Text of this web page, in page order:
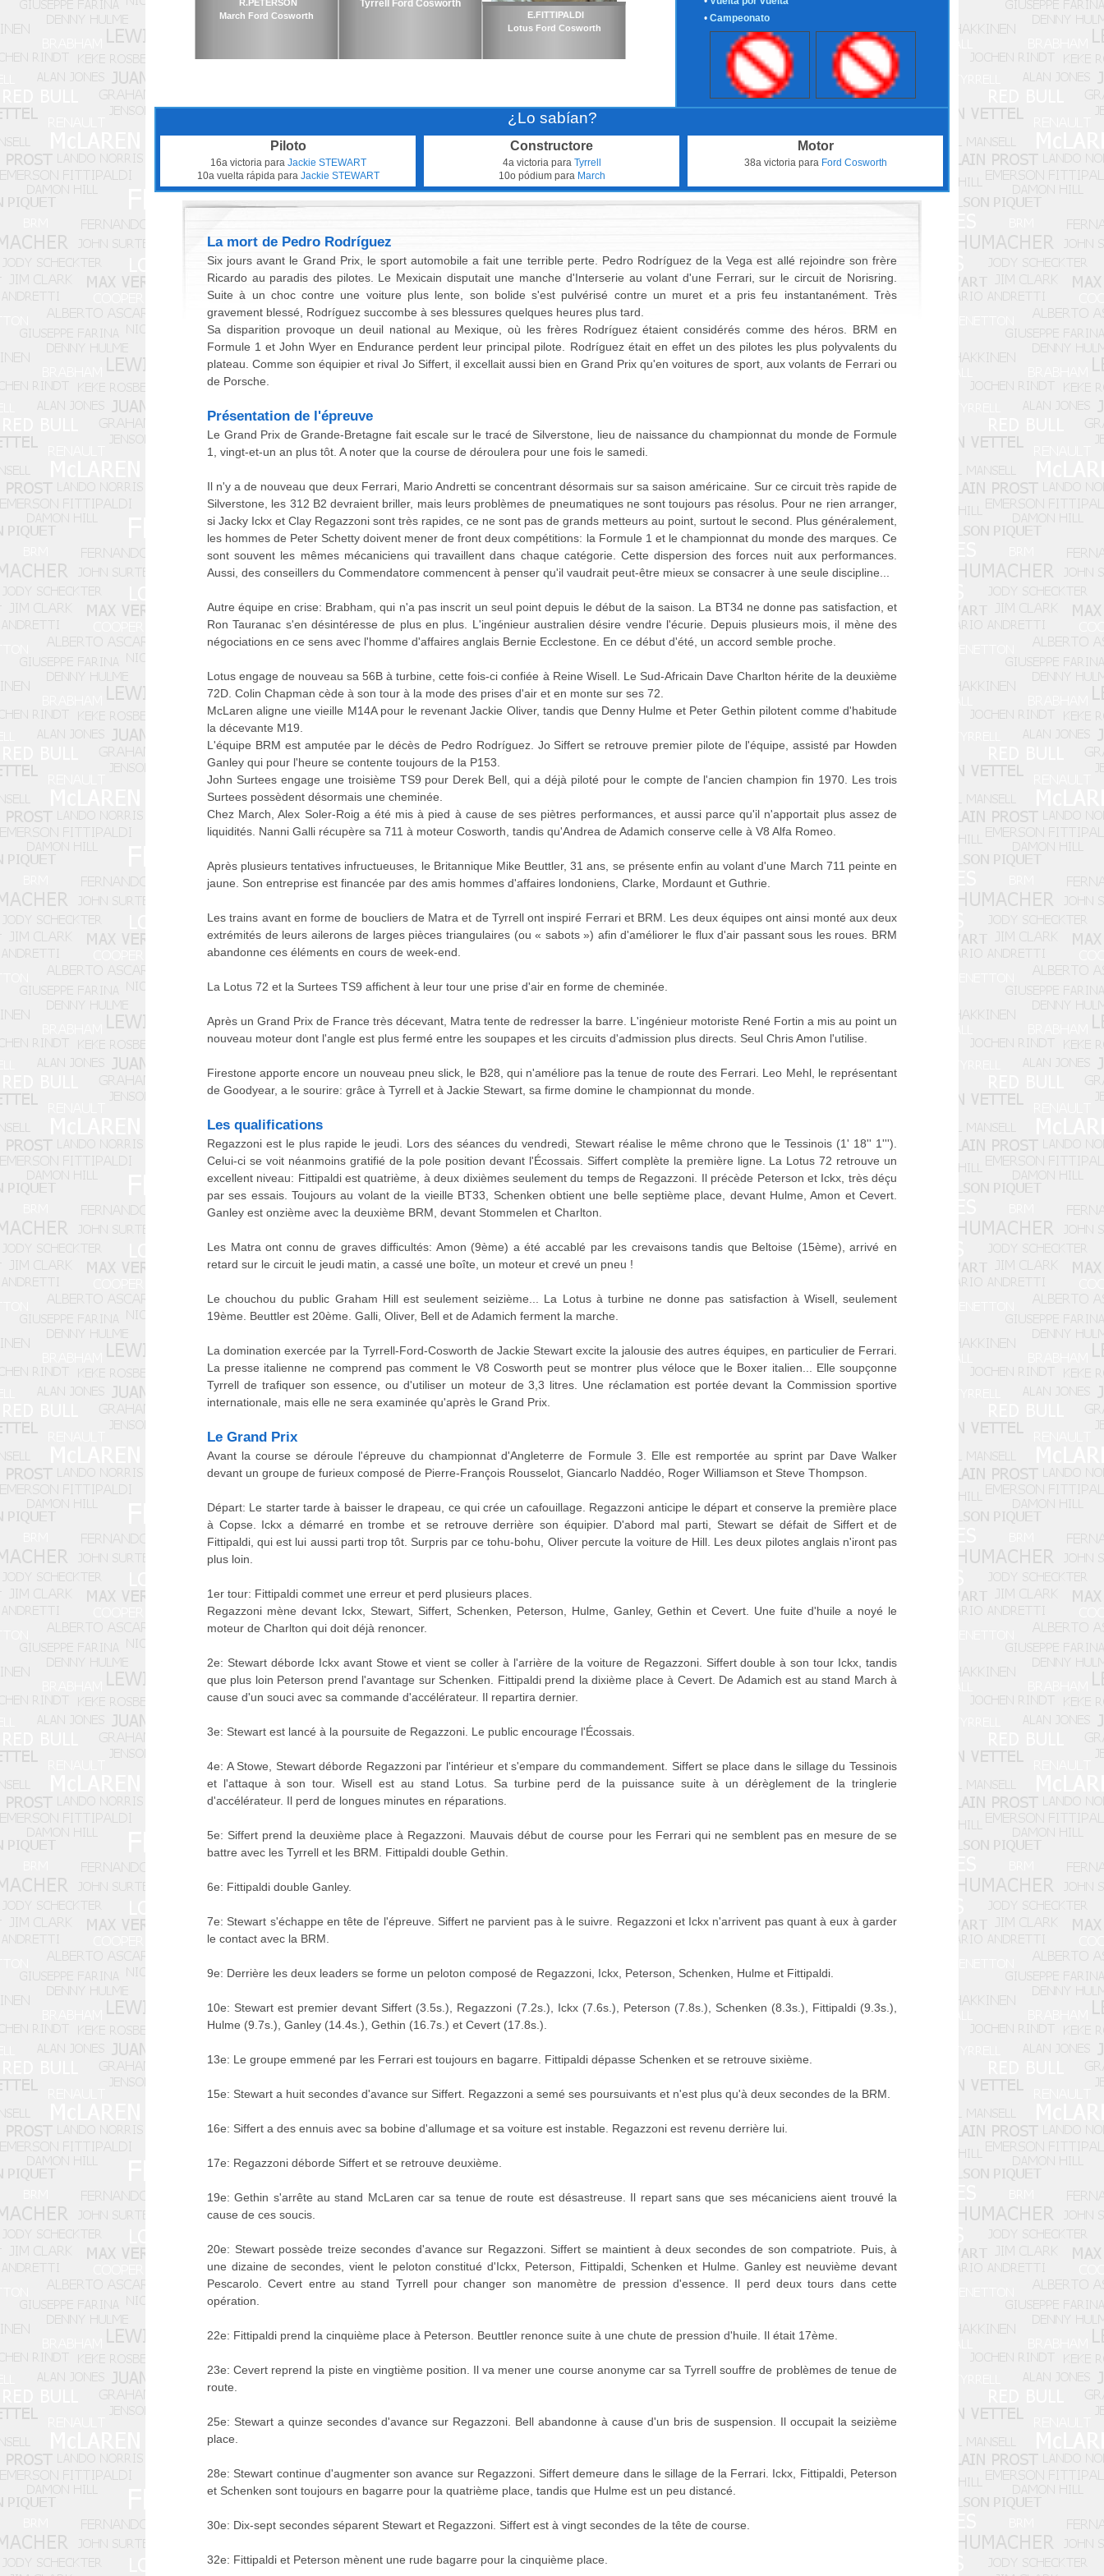
R.PETERSON
March Ford Cosworth
Tyrrell Ford Cosworth
E.FITTIPALDI
Lotus Ford Cosworth
• Campeonato
¿Lo sabían?
Piloto
16a victoria para Jackie STEWART
10a vuelta rápida para Jackie STEWART
Constructore
4a victoria para Tyrrell
10o pódium para March
Motor
38a victoria para Ford Cosworth
La mort de Pedro Rodríguez
Six jours avant le Grand Prix, le sport automobile a fait une terrible perte. Pedro Rodríguez de la Vega est allé rejoindre son frère
Ricardo au paradis des pilotes. Le Mexicain disputait une manche d'Interserie au volant d'une Ferrari, sur le circuit de Norisring.
Suite à un choc contre une voiture plus lente, son bolide s'est pulvérisé contre un muret et a pris feu instantanément. Très
gravement blessé, Rodríguez succombe à ses blessures quelques heures plus tard.
Sa disparition provoque un deuil national au Mexique, où les frères Rodríguez étaient considérés comme des héros. BRM en
Formule 1 et John Wyer en Endurance perdent leur principal pilote. Rodríguez était en effet un des pilotes les plus polyvalents du
plateau. Comme son équipier et rival Jo Siffert, il excellait aussi bien en Grand Prix qu'en voitures de sport, aux volants de Ferrari ou
de Porsche.
Présentation de l'épreuve
Le Grand Prix de Grande-Bretagne fait escale sur le tracé de Silverstone, lieu de naissance du championnat du monde de Formule
1, vingt-et-un an plus tôt. A noter que la course de déroulera pour une fois le samedi.
Il n'y a de nouveau que deux Ferrari, Mario Andretti se concentrant désormais sur sa saison américaine. Sur ce circuit très rapide de
Silverstone, les 312 B2 devraient briller, mais leurs problèmes de pneumatiques ne sont toujours pas résolus. Pour ne rien arranger,
si Jacky Ickx et Clay Regazzoni sont très rapides, ce ne sont pas de grands metteurs au point, surtout le second. Plus généralement,
les hommes de Peter Schetty doivent mener de front deux compétitions: la Formule 1 et le championnat du monde des marques. Ce
sont souvent les mêmes mécaniciens qui travaillent dans chaque catégorie. Cette dispersion des forces nuit aux performances.
Aussi, des conseillers du Commendatore commencent à penser qu'il vaudrait peut-être mieux se consacrer à une seule discipline...
Autre équipe en crise: Brabham, qui n'a pas inscrit un seul point depuis le début de la saison. La BT34 ne donne pas satisfaction, et
Ron Tauranac s'en désintéresse de plus en plus. L'ingénieur australien désire vendre l'écurie. Depuis plusieurs mois, il mène des
négociations en ce sens avec l'homme d'affaires anglais Bernie Ecclestone. En ce début d'été, un accord semble proche.
Lotus engage de nouveau sa 56B à turbine, cette fois-ci confiée à Reine Wisell. Le Sud-Africain Dave Charlton hérite de la deuxième
72D. Colin Chapman cède à son tour à la mode des prises d'air et en monte sur ses 72.
McLaren aligne une vieille M14A pour le revenant Jackie Oliver, tandis que Denny Hulme et Peter Gethin pilotent comme d'habitude
la décevante M19.
L'équipe BRM est amputée par le décès de Pedro Rodríguez. Jo Siffert se retrouve premier pilote de l'équipe, assisté par Howden
Ganley qui pour l'heure se contente toujours de la P153.
John Surtees engage une troisième TS9 pour Derek Bell, qui a déjà piloté pour le compte de l'ancien champion fin 1970. Les trois
Surtees possèdent désormais une cheminée.
Chez March, Alex Soler-Roig a été mis à pied à cause de ses piètres performances, et aussi parce qu'il n'apportait plus assez de
liquidités. Nanni Galli récupère sa 711 à moteur Cosworth, tandis qu'Andrea de Adamich conserve celle à V8 Alfa Romeo.
Après plusieurs tentatives infructueuses, le Britannique Mike Beuttler, 31 ans, se présente enfin au volant d'une March 711 peinte en
jaune. Son entreprise est financée par des amis hommes d'affaires londoniens, Clarke, Mordaunt et Guthrie.
Les trains avant en forme de boucliers de Matra et de Tyrrell ont inspiré Ferrari et BRM. Les deux équipes ont ainsi monté aux deux
extrémités de leurs ailerons de larges pièces triangulaires (ou « sabots ») afin d'améliorer le flux d'air passant sous les roues. BRM
abandonne ces éléments en cours de week-end.
La Lotus 72 et la Surtees TS9 affichent à leur tour une prise d'air en forme de cheminée.
Après un Grand Prix de France très décevant, Matra tente de redresser la barre. L'ingénieur motoriste René Fortin a mis au point un
nouveau moteur dont l'angle est plus fermé entre les soupapes et les circuits d'admission plus directs. Seul Chris Amon l'utilise.
Firestone apporte encore un nouveau pneu slick, le B28, qui n'améliore pas la tenue de route des Ferrari. Leo Mehl, le représentant
de Goodyear, a le sourire: grâce à Tyrrell et à Jackie Stewart, sa firme domine le championnat du monde.
Les qualifications
Regazzoni est le plus rapide le jeudi. Lors des séances du vendredi, Stewart réalise le même chrono que le Tessinois (1' 18'' 1''').
Celui-ci se voit néanmoins gratifié de la pole position devant l'Écossais. Siffert complète la première ligne. La Lotus 72 retrouve un
excellent niveau: Fittipaldi est quatrième, à deux dixièmes seulement du temps de Regazzoni. Il précède Peterson et Ickx, très déçu
par ses essais. Toujours au volant de la vieille BT33, Schenken obtient une belle septième place, devant Hulme, Amon et Cevert.
Ganley est onzième avec la deuxième BRM, devant Stommelen et Charlton.
Les Matra ont connu de graves difficultés: Amon (9ème) a été accablé par les crevaisons tandis que Beltoise (15ème), arrivé en
retard sur le circuit le jeudi matin, a cassé une boîte, un moteur et crevé un pneu !
Le chouchou du public Graham Hill est seulement seizième... La Lotus à turbine ne donne pas satisfaction à Wisell, seulement
19ème. Beuttler est 20ème. Galli, Oliver, Bell et de Adamich ferment la marche.
La domination exercée par la Tyrrell-Ford-Cosworth de Jackie Stewart excite la jalousie des autres équipes, en particulier de Ferrari.
La presse italienne ne comprend pas comment le V8 Cosworth peut se montrer plus véloce que le Boxer italien... Elle soupçonne
Tyrrell de trafiquer son essence, ou d'utiliser un moteur de 3,3 litres. Une réclamation est portée devant la Commission sportive
internationale, mais elle ne sera examinée qu'après le Grand Prix.
Le Grand Prix
Avant la course se déroule l'épreuve du championnat d'Angleterre de Formule 3. Elle est remportée au sprint par Dave Walker
devant un groupe de furieux composé de Pierre-François Rousselot, Giancarlo Naddéo, Roger Williamson et Steve Thompson.
Départ: Le starter tarde à baisser le drapeau, ce qui crée un cafouillage. Regazzoni anticipe le départ et conserve la première place
à Copse. Ickx a démarré en trombe et se retrouve derrière son équipier. D'abord mal parti, Stewart se défait de Siffert et de
Fittipaldi, qui est lui aussi parti trop tôt. Surpris par ce tohu-bohu, Oliver percute la voiture de Hill. Les deux pilotes anglais n'iront pas
plus loin.
1er tour: Fittipaldi commet une erreur et perd plusieurs places.
Regazzoni mène devant Ickx, Stewart, Siffert, Schenken, Peterson, Hulme, Ganley, Gethin et Cevert. Une fuite d'huile a noyé le
moteur de Charlton qui doit déjà renoncer.
2e: Stewart déborde Ickx avant Stowe et vient se coller à l'arrière de la voiture de Regazzoni. Siffert double à son tour Ickx, tandis
que plus loin Peterson prend l'avantage sur Schenken. Fittipaldi prend la dixième place à Cevert. De Adamich est au stand March à
cause d'un souci avec sa commande d'accélérateur. Il repartira dernier.
3e: Stewart est lancé à la poursuite de Regazzoni. Le public encourage l'Écossais.
4e: A Stowe, Stewart déborde Regazzoni par l'intérieur et s'empare du commandement. Siffert se place dans le sillage du Tessinois
et l'attaque à son tour. Wisell est au stand Lotus. Sa turbine perd de la puissance suite à un dérèglement de la tringlerie
d'accélérateur. Il perd de longues minutes en réparations.
5e: Siffert prend la deuxième place à Regazzoni. Mauvais début de course pour les Ferrari qui ne semblent pas en mesure de se
battre avec les Tyrrell et les BRM. Fittipaldi double Gethin.
6e: Fittipaldi double Ganley.
7e: Stewart s'échappe en tête de l'épreuve. Siffert ne parvient pas à le suivre. Regazzoni et Ickx n'arrivent pas quant à eux à garder
le contact avec la BRM.
9e: Derrière les deux leaders se forme un peloton composé de Regazzoni, Ickx, Peterson, Schenken, Hulme et Fittipaldi.
10e: Stewart est premier devant Siffert (3.5s.), Regazzoni (7.2s.), Ickx (7.6s.), Peterson (7.8s.), Schenken (8.3s.), Fittipaldi (9.3s.),
Hulme (9.7s.), Ganley (14.4s.), Gethin (16.7s.) et Cevert (17.8s.).
13e: Le groupe emmené par les Ferrari est toujours en bagarre. Fittipaldi dépasse Schenken et se retrouve sixième.
15e: Stewart a huit secondes d'avance sur Siffert. Regazzoni a semé ses poursuivants et n'est plus qu'à deux secondes de la BRM.
16e: Siffert a des ennuis avec sa bobine d'allumage et sa voiture est instable. Regazzoni est revenu derrière lui.
17e: Regazzoni déborde Siffert et se retrouve deuxième.
19e: Gethin s'arrête au stand McLaren car sa tenue de route est désastreuse. Il repart sans que ses mécaniciens aient trouvé la
cause de ces soucis.
20e: Stewart possède treize secondes d'avance sur Regazzoni. Siffert se maintient à deux secondes de son compatriote. Puis, à
une dizaine de secondes, vient le peloton constitué d'Ickx, Peterson, Fittipaldi, Schenken et Hulme. Ganley est neuvième devant
Pescarolo. Cevert entre au stand Tyrrell pour changer son manomètre de pression d'essence. Il perd deux tours dans cette
opération.
22e: Fittipaldi prend la cinquième place à Peterson. Beuttler renonce suite à une chute de pression d'huile. Il était 17ème.
23e: Cevert reprend la piste en vingtième position. Il va mener une course anonyme car sa Tyrrell souffre de problèmes de tenue de
route.
25e: Stewart a quinze secondes d'avance sur Regazzoni. Bell abandonne à cause d'un bris de suspension. Il occupait la seizième
place.
28e: Stewart continue d'augmenter son avance sur Regazzoni. Siffert demeure dans le sillage de la Ferrari. Ickx, Fittipaldi, Peterson
et Schenken sont toujours en bagarre pour la quatrième place, tandis que Hulme est un peu distancé.
30e: Dix-sept secondes séparent Stewart et Regazzoni. Siffert est à vingt secondes de la tête de course.
32e: Fittipaldi et Peterson mènent une rude bagarre pour la cinquième place.